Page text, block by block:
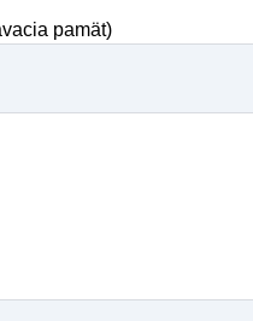
pamät)